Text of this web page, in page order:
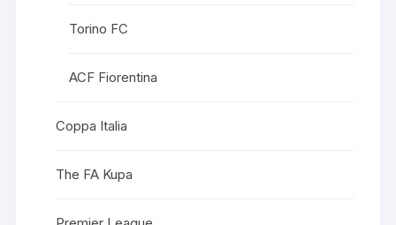
Torino FC
ACF Fiorentina
Coppa Italia
The FA Kupa